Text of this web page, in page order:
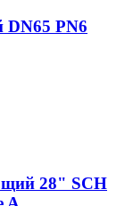
PN6
28" SCH